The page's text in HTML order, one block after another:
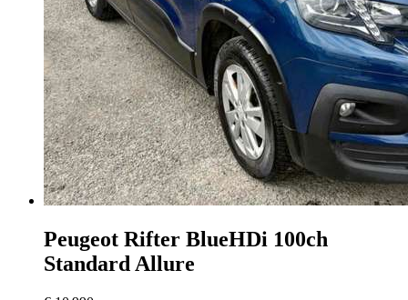
Peugeot Rifter BlueHDi 100ch
Standard Allure